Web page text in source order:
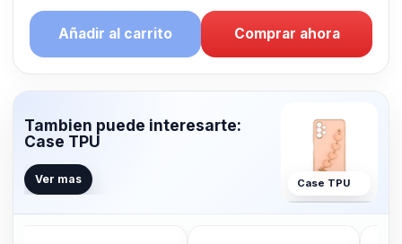
Añadir al carrito Comprar ahora
Tambien puede interesarte:
Case TPU
Ver mas Case TPU